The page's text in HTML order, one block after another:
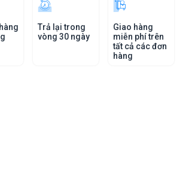
Trả lại trong
vòng 30 ngày
Giao hàng
miễn phí trên
tất cả các đơn
hàng